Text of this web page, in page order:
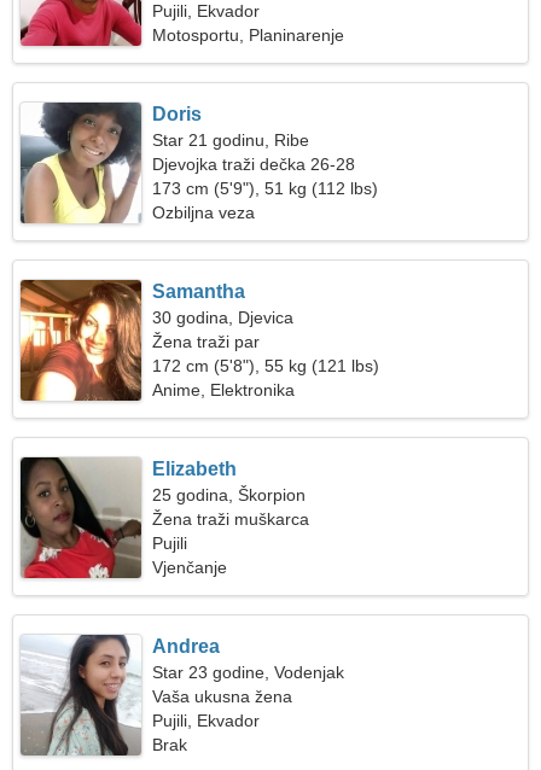
Pujili, Ekvador
Motosportu, Planinarenje
Doris
Star 21 godinu, Ribe
Djevojka traži dečka 26-28
173 cm (5'9"), 51 kg (112 lbs)
Ozbiljna veza
Samantha
30 godina, Djevica
Žena traži par
172 cm (5'8"), 55 kg (121 lbs)
Anime, Elektronika
Elizabeth
25 godina, Škorpion
Žena traži muškarca
Pujili
Vjenčanje
Andrea
Star 23 godine, Vodenjak
Vaša ukusna žena
Pujili, Ekvador
Brak